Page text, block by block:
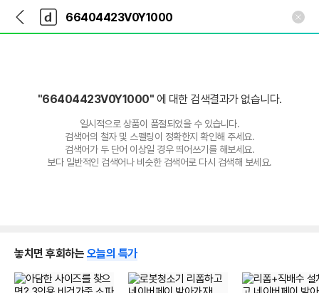
다
나
와
가
다
와
"66404423V0Y1000" 에 대한 검색결과가 없습니다.
일시적으로 상품이 품절되었을 수 있습니다.
검색어의 철자 및 스펠링이 정확한지 확인해 주세요.
검색어가 두 단어 이상일 경우 띄어쓰기를 해보세요.
보다 일반적인 검색어나 비슷한 검색어로 다시 검색해 보세요.
놓치면 후회하는 오늘의 특가